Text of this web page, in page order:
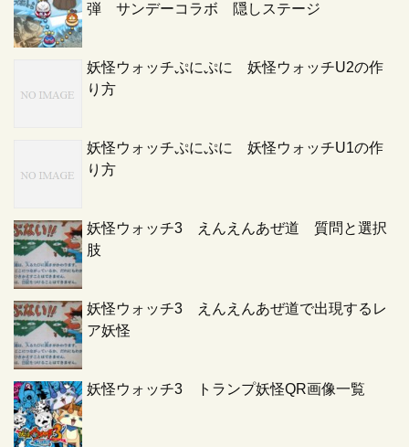
弾 サンデーコラボ 隠しステージ
妖怪ウォッチぷにぷに 妖怪ウォッチU2の作
り方
妖怪ウォッチぷにぷに 妖怪ウォッチU1の作
り方
妖怪ウォッチ3 えんえんあぜ道 質問と選択
肢
妖怪ウォッチ3 えんえんあぜ道で出現するレ
ア妖怪
妖怪ウォッチ3 トランプ妖怪QR画像一覧